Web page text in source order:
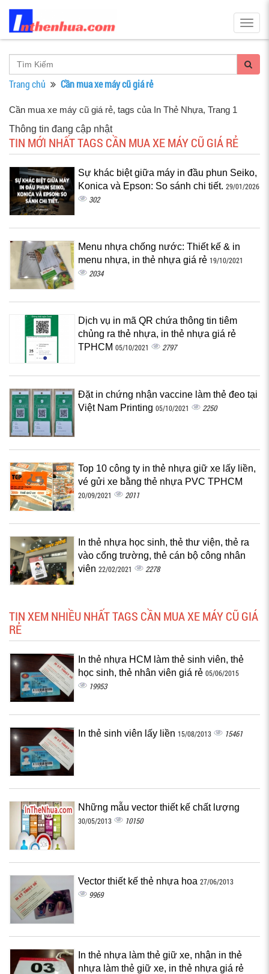
Trang chủ Cần mua xe máy cũ giá rẻ
Cần mua xe máy cũ giá rẻ, tags của In Thẻ Nhựa, Trang 1
Thông tin đang cập nhật
TIN MỚI NHẤT TAGS CẦN MUA XE MÁY CŨ GIÁ RẺ
Sự khác biệt giữa máy in đầu phun Seiko,
Konica và Epson: So sánh chi tiết. 29/01/2026
302
Menu nhựa chống nước: Thiết kế & in
menu nhựa, in thẻ nhựa giá rẻ 19/10/2021
2034
Dịch vụ in mã QR chứa thông tin tiêm
chủng ra thẻ nhựa, in thẻ nhựa giá rẻ
TPHCM 05/10/2021 2797
Đặt in chứng nhận vaccine làm thẻ đeo tại
Việt Nam Printing 05/10/2021 2250
Top 10 công ty in thẻ nhựa giữ xe lấy liền,
vé gửi xe bằng thẻ nhựa PVC TPHCM
20/09/2021 2011
In thẻ nhựa học sinh, thẻ thư viện, thẻ ra
vào cổng trường, thẻ cán bộ công nhân
viên 22/02/2021 2278
TIN XEM NHIỀU NHẤT TAGS CẦN MUA XE MÁY CŨ GIÁ
RẺ
In thẻ nhựa HCM làm thẻ sinh viên, thẻ
học sinh, thẻ nhân viên giá rẻ 05/06/2015
19953
In thẻ sinh viên lấy liền 15/08/2013 15461
Những mẫu vector thiết kế chất lượng
30/05/2013 10150
Vector thiết kế thẻ nhựa hoa 27/06/2013
9969
In thẻ nhựa làm thẻ giữ xe, nhận in thẻ
nhựa làm thẻ giữ xe, in thẻ nhựa giá rẻ